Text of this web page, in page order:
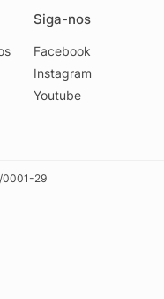
Siga-nos
Facebook
Instagram
Youtube
0001-29